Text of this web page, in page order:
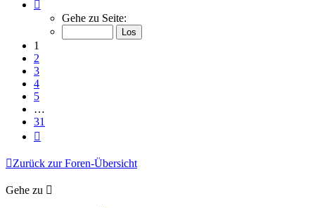
von
Gehe zu Seite:
1
2
3
4
5
…
31
Zurück zur Foren-Übersicht
Gehe zu